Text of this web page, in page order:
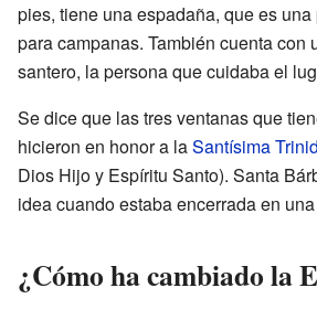
pies, tiene una espadaña, que es
para campanas. También cuenta con
santero, la persona que cuidaba el
Se dice que las tres ventanas que
hicieron en honor a laSantísima
Dios Hijo y Espíritu Santo). Santa
idea cuando estaba encerrada en
¿Cómo ha cambiado la